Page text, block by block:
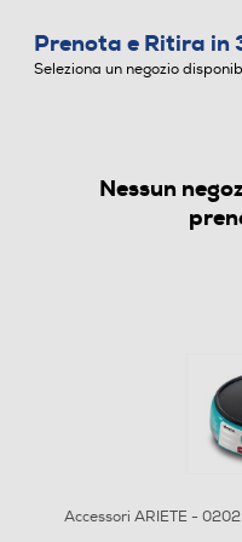
ACCESSORI
Prenota e Ritira in
Seleziona un negozio
Nessun
Accessori ARIETE -